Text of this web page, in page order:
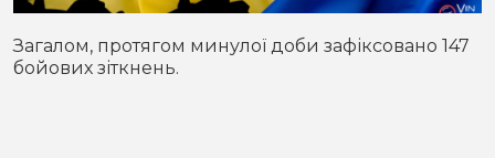
Приватна думка
В кулуарах
Місто
Загалом, протягом минулої доби зафіксовано 147
бойових зіткнень.